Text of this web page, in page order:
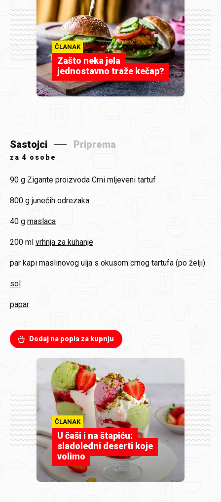
ČLANAK
Zašto neka jela
jednostavno traže kečap?
Sastojci Priprema
za 4 osobe
90 g Zigante proizvoda Crni mljeveni tartuf
800 g junećih odrezaka
40 g maslaca
200 ml vrhnja za kuhanje
par kapi maslinovog ulja s okusom crnog tartufa (po želji)
sol
papar
Dodaj na popis za kupnju
ČLANAK
U čaši i na štapiću:
sladoledni deserti koje
volimo